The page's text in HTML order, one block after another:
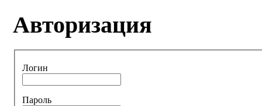
Авторизация
Логин
Пароль